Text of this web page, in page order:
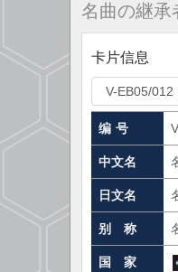
名曲の継承
卡片信息
V-EB05/012
编 号
中文名
日文名
别 称
国 家